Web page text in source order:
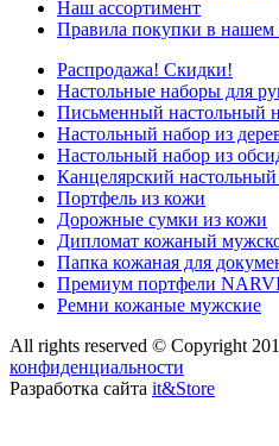
Наш ассортимент
Правила покупки в нашем
Распродажа! Скидки!
Настольные наборы для
Письменный настольный
Настольный набор из
Настольный набор из
Канцелярский
Портфель из кожи
Дорожные сумки из кожи
Дипломат кожаный
Папка кожаная для
Премиум портфели
Ремни кожаные мужские
All rights reserved © Copyright
конфиденциальности
Разработка сайта it&Store